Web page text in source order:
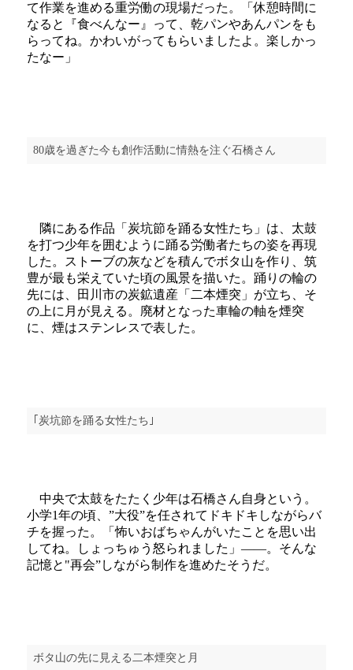
て作業を進める重労働の現場だった。「休憩時間に
なると『食べんなー』って、乾パンやあんパンをも
らってね。かわいがってもらいましたよ。楽しかっ
たなー」
80歳を過ぎた今も創作活動に情熱を注ぐ石橋さん
隣にある作品「炭坑節を踊る女性たち」は、太鼓
を打つ少年を囲むように踊る労働者たちの姿を再現
した。ストーブの灰などを積んでボタ山を作り、筑
豊が最も栄えていた頃の風景を描いた。踊りの輪の
先には、田川市の炭鉱遺産「二本煙突」が立ち、そ
の上に月が見える。廃材となった車輪の軸を煙突
に、煙はステンレスで表した。
｢炭坑節を踊る女性たち｣
中央で太鼓をたたく少年は石橋さん自身という。
小学1年の頃、”大役”を任されてドキドキしながらバ
チを握った。「怖いおばちゃんがいたことを思い出
してね。しょっちゅう怒られました」――。そんな
記憶と"再会”しながら制作を進めたそうだ。
ボタ山の先に見える二本煙突と月